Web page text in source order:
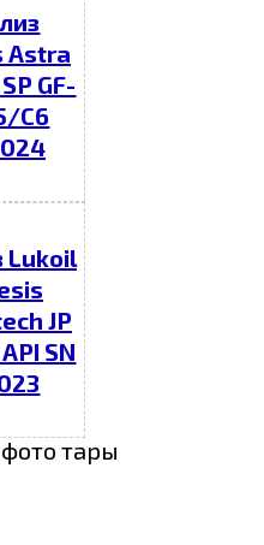
Astra
GF-
C6
Lukoil
JP
SN
тары